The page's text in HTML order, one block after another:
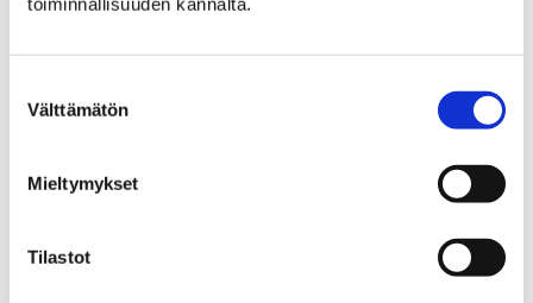
valinta
Välttämätön
Mieltymykset
Tilastot